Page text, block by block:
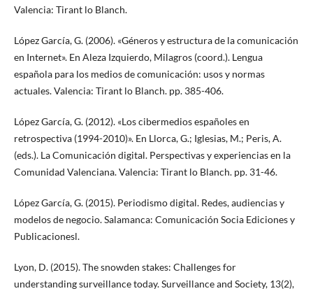
Valencia: Tirant lo Blanch.
López García, G. (2006). «Géneros y estructura de la comunicación
en Internet». En Aleza Izquierdo, Milagros (coord.). Lengua
española para los medios de comunicación: usos y normas
actuales. Valencia: Tirant lo Blanch. pp. 385-406.
López García, G. (2012). «Los cibermedios españoles en
retrospectiva (1994-2010)». En Llorca, G.; Iglesias, M.; Peris, A.
(eds.). La Comunicación digital. Perspectivas y experiencias en la
Comunidad Valenciana. Valencia: Tirant lo Blanch. pp. 31-46.
López García, G. (2015). Periodismo digital. Redes, audiencias y
modelos de negocio. Salamanca: Comunicación Socia Ediciones y
Publicacionesl.
Lyon, D. (2015). The snowden stakes: Challenges for
understanding surveillance today. Surveillance and Society, 13(2),